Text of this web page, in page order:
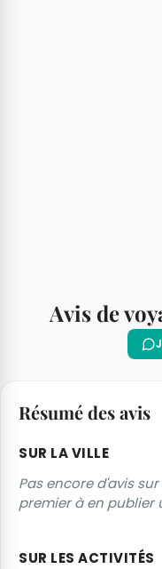
Avis de
Résumé des avis
SUR LA VILLE
Pas encore d'avis
premier à en publier
SUR LES ACTIVITÉS